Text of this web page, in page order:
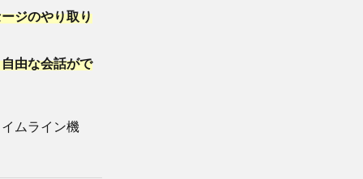
ジのやり取り
由な会話がで
ムライン機